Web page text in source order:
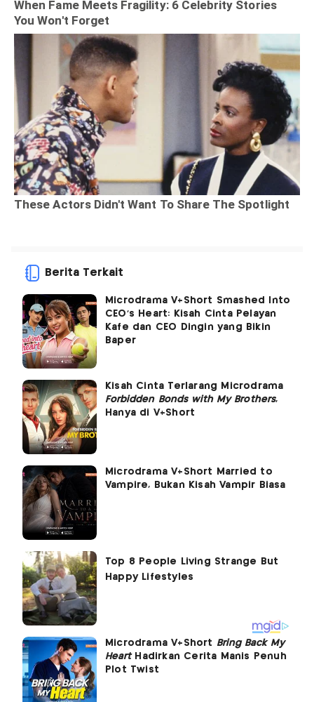
Berita Terkait
Microdrama V+Short Smashed Into
CEO's Heart: Kisah Cinta Pelayan
Kafe dan CEO Dingin yang Bikin
Baper
Kisah Cinta Terlarang Microdrama
Forbidden Bonds with My Brothers,
Hanya di V+Short
Microdrama V+Short Married to
Vampire, Bukan Kisah Vampir Biasa
Microdrama V+Short Bring Back My
HeartHadirkan Cerita Manis Penuh
Plot Twist